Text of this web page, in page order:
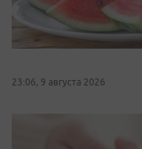
23:06, 9 августа 2026